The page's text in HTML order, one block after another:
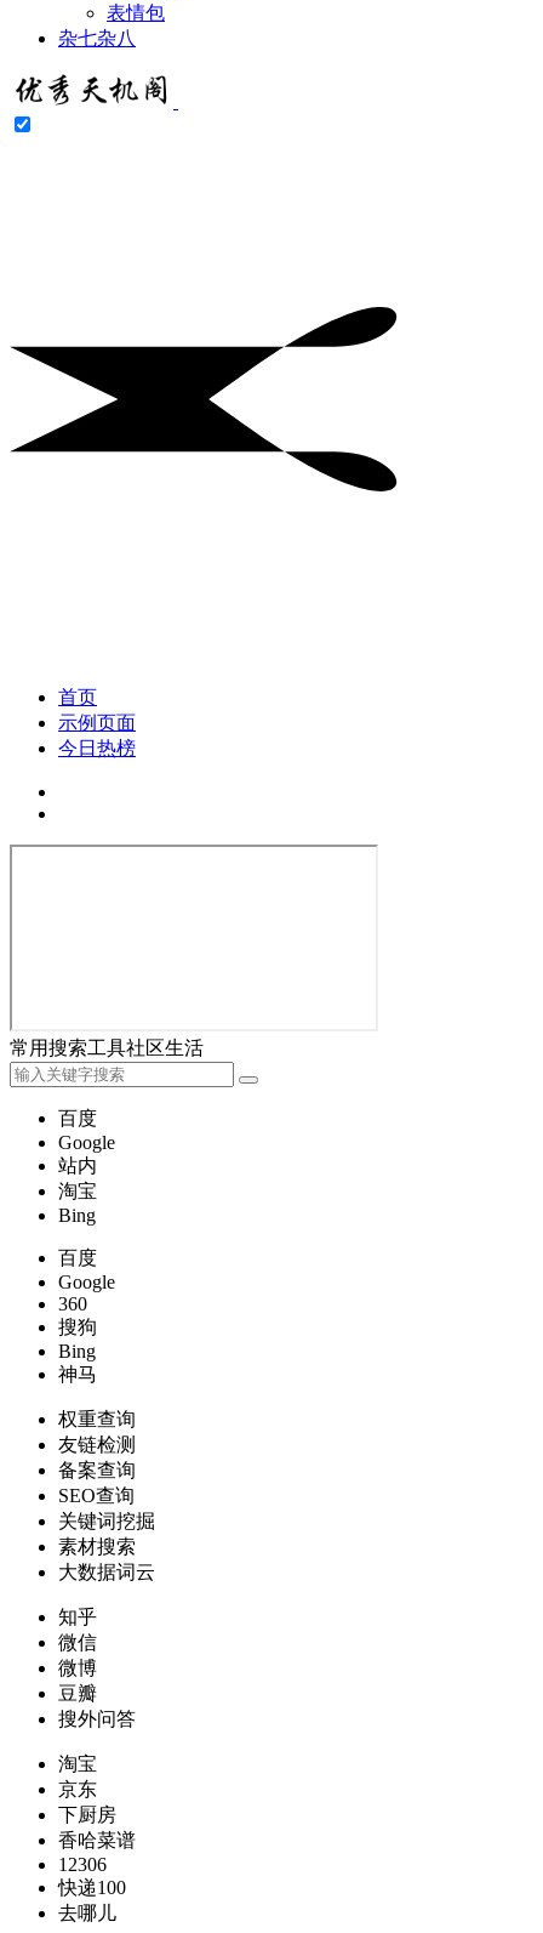
表情包
杂七杂八
首页
示例页面
今日热榜
常用搜索工具社区生活
百度
Google
站内
淘宝
Bing
百度
Google
360
搜狗
Bing
神马
权重查询
友链检测
备案查询
SEO查询
关键词挖掘
素材搜索
大数据词云
知乎
微信
微博
豆瓣
搜外问答
淘宝
京东
下厨房
香哈菜谱
12306
快递100
去哪儿